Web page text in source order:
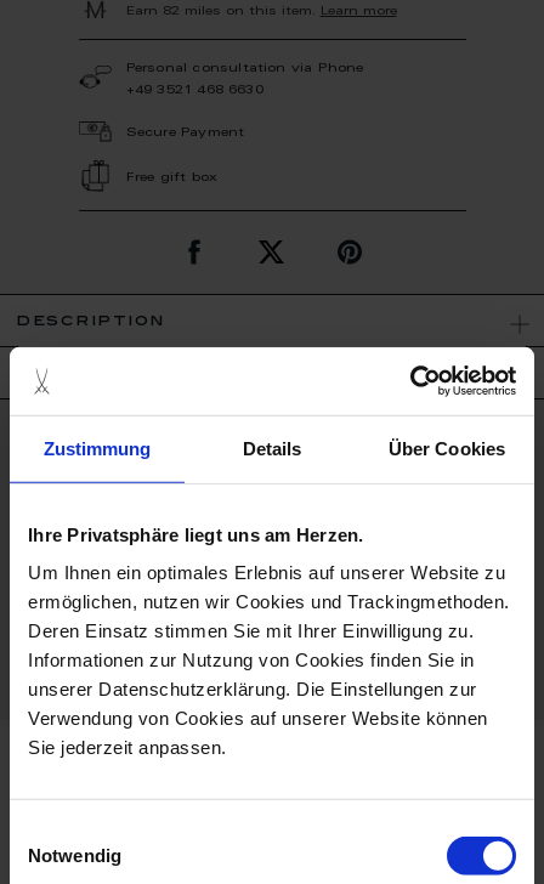
Zustimmung Details Über Cookies
Ihre Privatsphäre liegt uns am Herzen.
Um Ihnen ein optimales Erlebnis auf unserer Website zu
ermöglichen, nutzen wir Cookies und Trackingmethoden.
Deren Einsatz stimmen Sie mit Ihrer Einwilligung zu.
Informationen zur Nutzung von Cookies finden Sie in
unserer Datenschutzerklärung. Die Einstellungen zur
Verwendung von Cookies auf unserer Website können
Sie jederzeit anpassen.
Notwendig
Earn 82 miles on this item. Learn more
Personal consultation via Phone
+49 3521 468 6630
Secure Payment
Free gift box
description
product details
good to know
Porcelain - Handmade in
Germany
Dishwaher Safe
relief collection